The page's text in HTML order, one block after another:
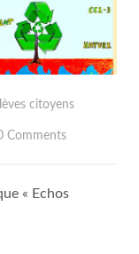
citoyens
Comments
« Echos